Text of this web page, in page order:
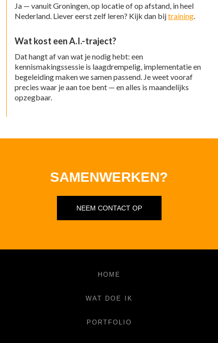
Ja — vanuit Groningen, op locatie of op afstand, in heel
Nederland. Liever eerst zelf leren? Kijk dan bijtraining
Wat kost een A.I.-traject?
Dat hangt af van wat je nodig hebt: een
kennismakingssessie is laagdrempelig, implementatie en
begeleiding maken we samen passend. Je weet vooraf
precies waar je aan toe bent — en alles is maandelijks
opzegbaar.
SAMENWERKEN?
NEEM CONTACT OP
HOME
WAT DOE IK
PORTFOLIO